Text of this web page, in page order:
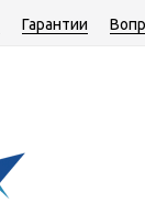
Гарантии